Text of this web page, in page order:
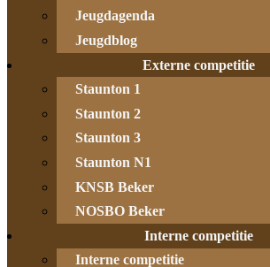
Jeugdagenda
Jeugdblog
Externe competitie
Staunton 1
Staunton 2
Staunton 3
Staunton N1
KNSB Beker
NOSBO Beker
Interne competitie
Interne competitie